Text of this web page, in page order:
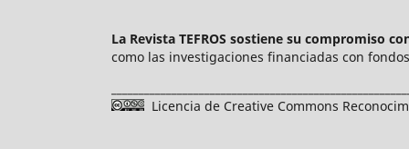
La Revista TEFROS sostiene su compromiso
como las investigaciones financiadas con
Licencia de Creative Commons